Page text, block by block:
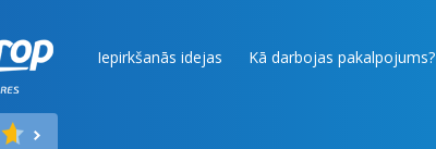
Iepirkšanās idejas Kā darbojas pakalpojums?